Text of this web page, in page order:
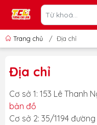
Trang chủ / Địa chỉ
Địa chỉ
Cơ sở 1: 153 Lê Thanh
bản đồ
Cơ sở 2: 35/1194